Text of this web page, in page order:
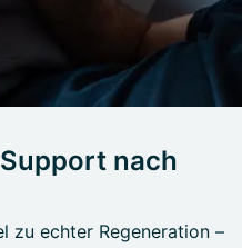
nach
zu echter Regeneration –